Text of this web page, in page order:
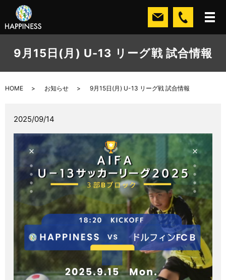
9月15日(月) U-13 リーグ戦 試合情報
HOME お知らせ 9月15日(月) U-13 リーグ戦 試合情報
2025/09/14